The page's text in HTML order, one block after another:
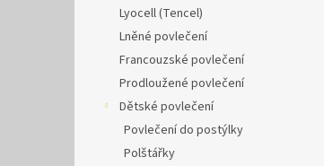
Lyocell (Tencel)
Lněné povlečení
Francouzské povlečení
Prodloužené povlečení
Dětské povlečení
Povlečení do postýlky
Polštářky